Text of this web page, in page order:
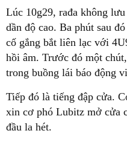
Lúc 10g29, rađa không
dần độ cao. Ba phút sau
cố gắng bắt liên lạc với
hồi âm. Trước đó một
trong buồng lái báo động
Tiếp đó là tiếng đập cửa.
xin cơ phó Lubitz mở cửa
đầu la hét.